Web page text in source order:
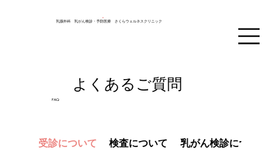
乳腺外科 乳がん検診・予防医療 さくらウェルネスクリニック
よくあるご質問
FAQ
受診について 検査について 乳がん検診について